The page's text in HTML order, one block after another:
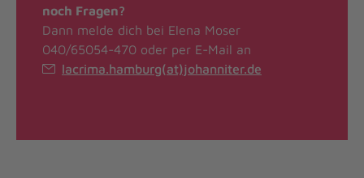
noch Fragen?
Dann melde dich bei Elena Moser
040/65054-470 oder per E-Mail an
lacrima.hamburg(at)johanniter.de